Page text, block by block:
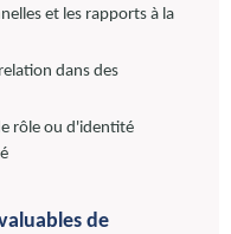
et les rapports à la
dans des
rôle ou d'identité
de